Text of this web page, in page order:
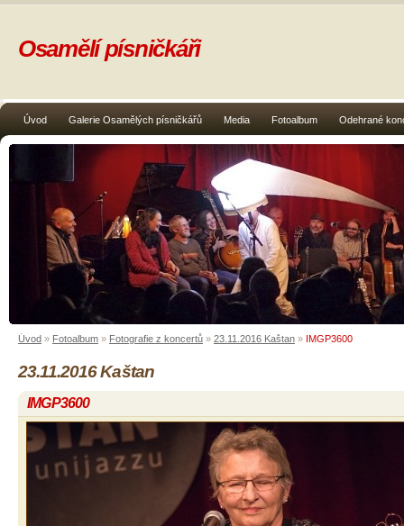
Úvod Galerie Osamělých písničkářů Media Fotoalbum Odehrané
Osamělí písničkáři
Úvod » Fotoalbum » Fotografie z koncertů » 23.11.2016 Kaštan » IMGP3600
23.11.2016 Kaštan
IMGP3600